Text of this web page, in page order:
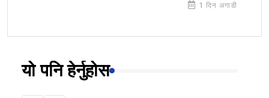
1 दिन अगाडी
यो पनि हेर्नुहोस